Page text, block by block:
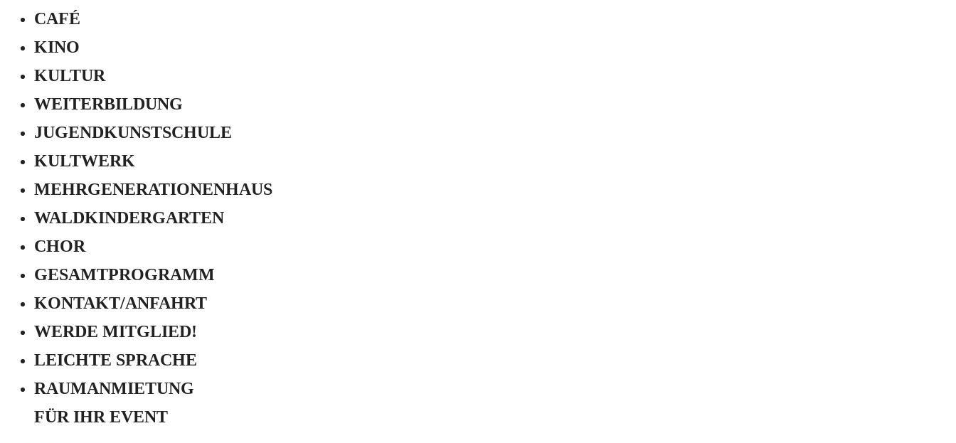
CAFÉ
KINO
KULTUR
WEITERBILDUNG
JUGEND­KUNSTSCHULE
KULTWERK
MEHRGENERATIONEN­HAUS
WALDKINDERGARTEN
CHOR
GESAMTPROGRAMM
KONTAKT/ANFAHRT
WERDE MITGLIED!
LEICHTE SPRACHE
RAUMANMIETUNG
FÜR IHR EVENT